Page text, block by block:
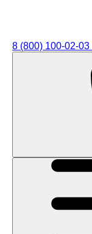
8 (800) 100-02-03